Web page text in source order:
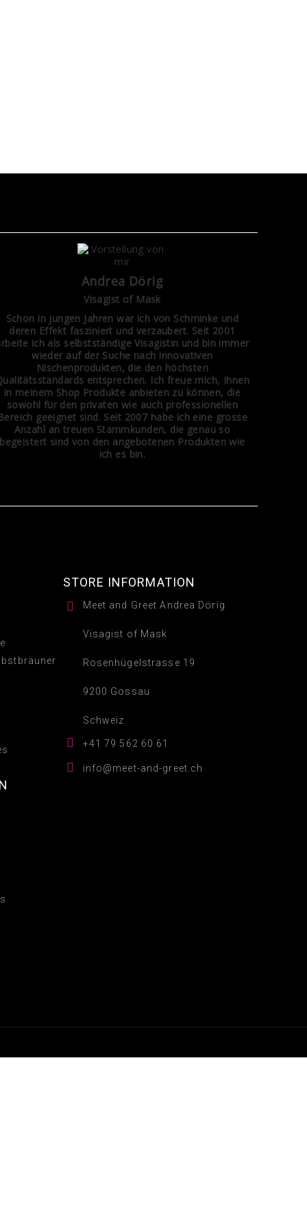
Andrea Dörig
Visagist of Mask
Schon in jungen Jahren war ich von Schminke und
deren Effekt fasziniert und verzaubert. Seit 2001
ich als selbstständige Visagistin und bin immer
wieder auf der Suche nach innovativen
Nischenprodukten, die den höchsten
entsprechen. Ich freue mich, Ihnen
in meinem Shop Produkte anbieten zu können, die
sowohl für den privaten wie auch professionellen
geeignet sind. Seit 2007 habe ich eine grosse
Anzahl an treuen Stammkunden, die genau so
begeistert sind von den angebotenen Produkten wie
ich es bin.
STORE INFORMATION
 Meet and Greet Andrea Dörig
Visagist of Mask
Rosenhügelstrasse 19
9200 Gossau
Schweiz
 +41 79 562 60 61
 info@meet-and-greet.ch